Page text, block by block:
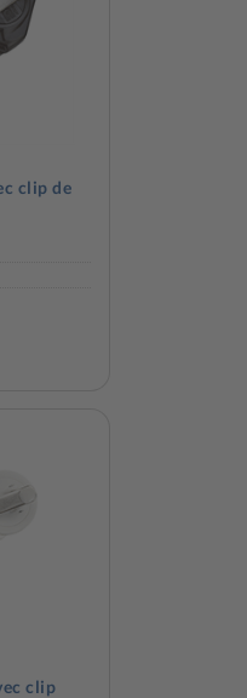
clip de
clip